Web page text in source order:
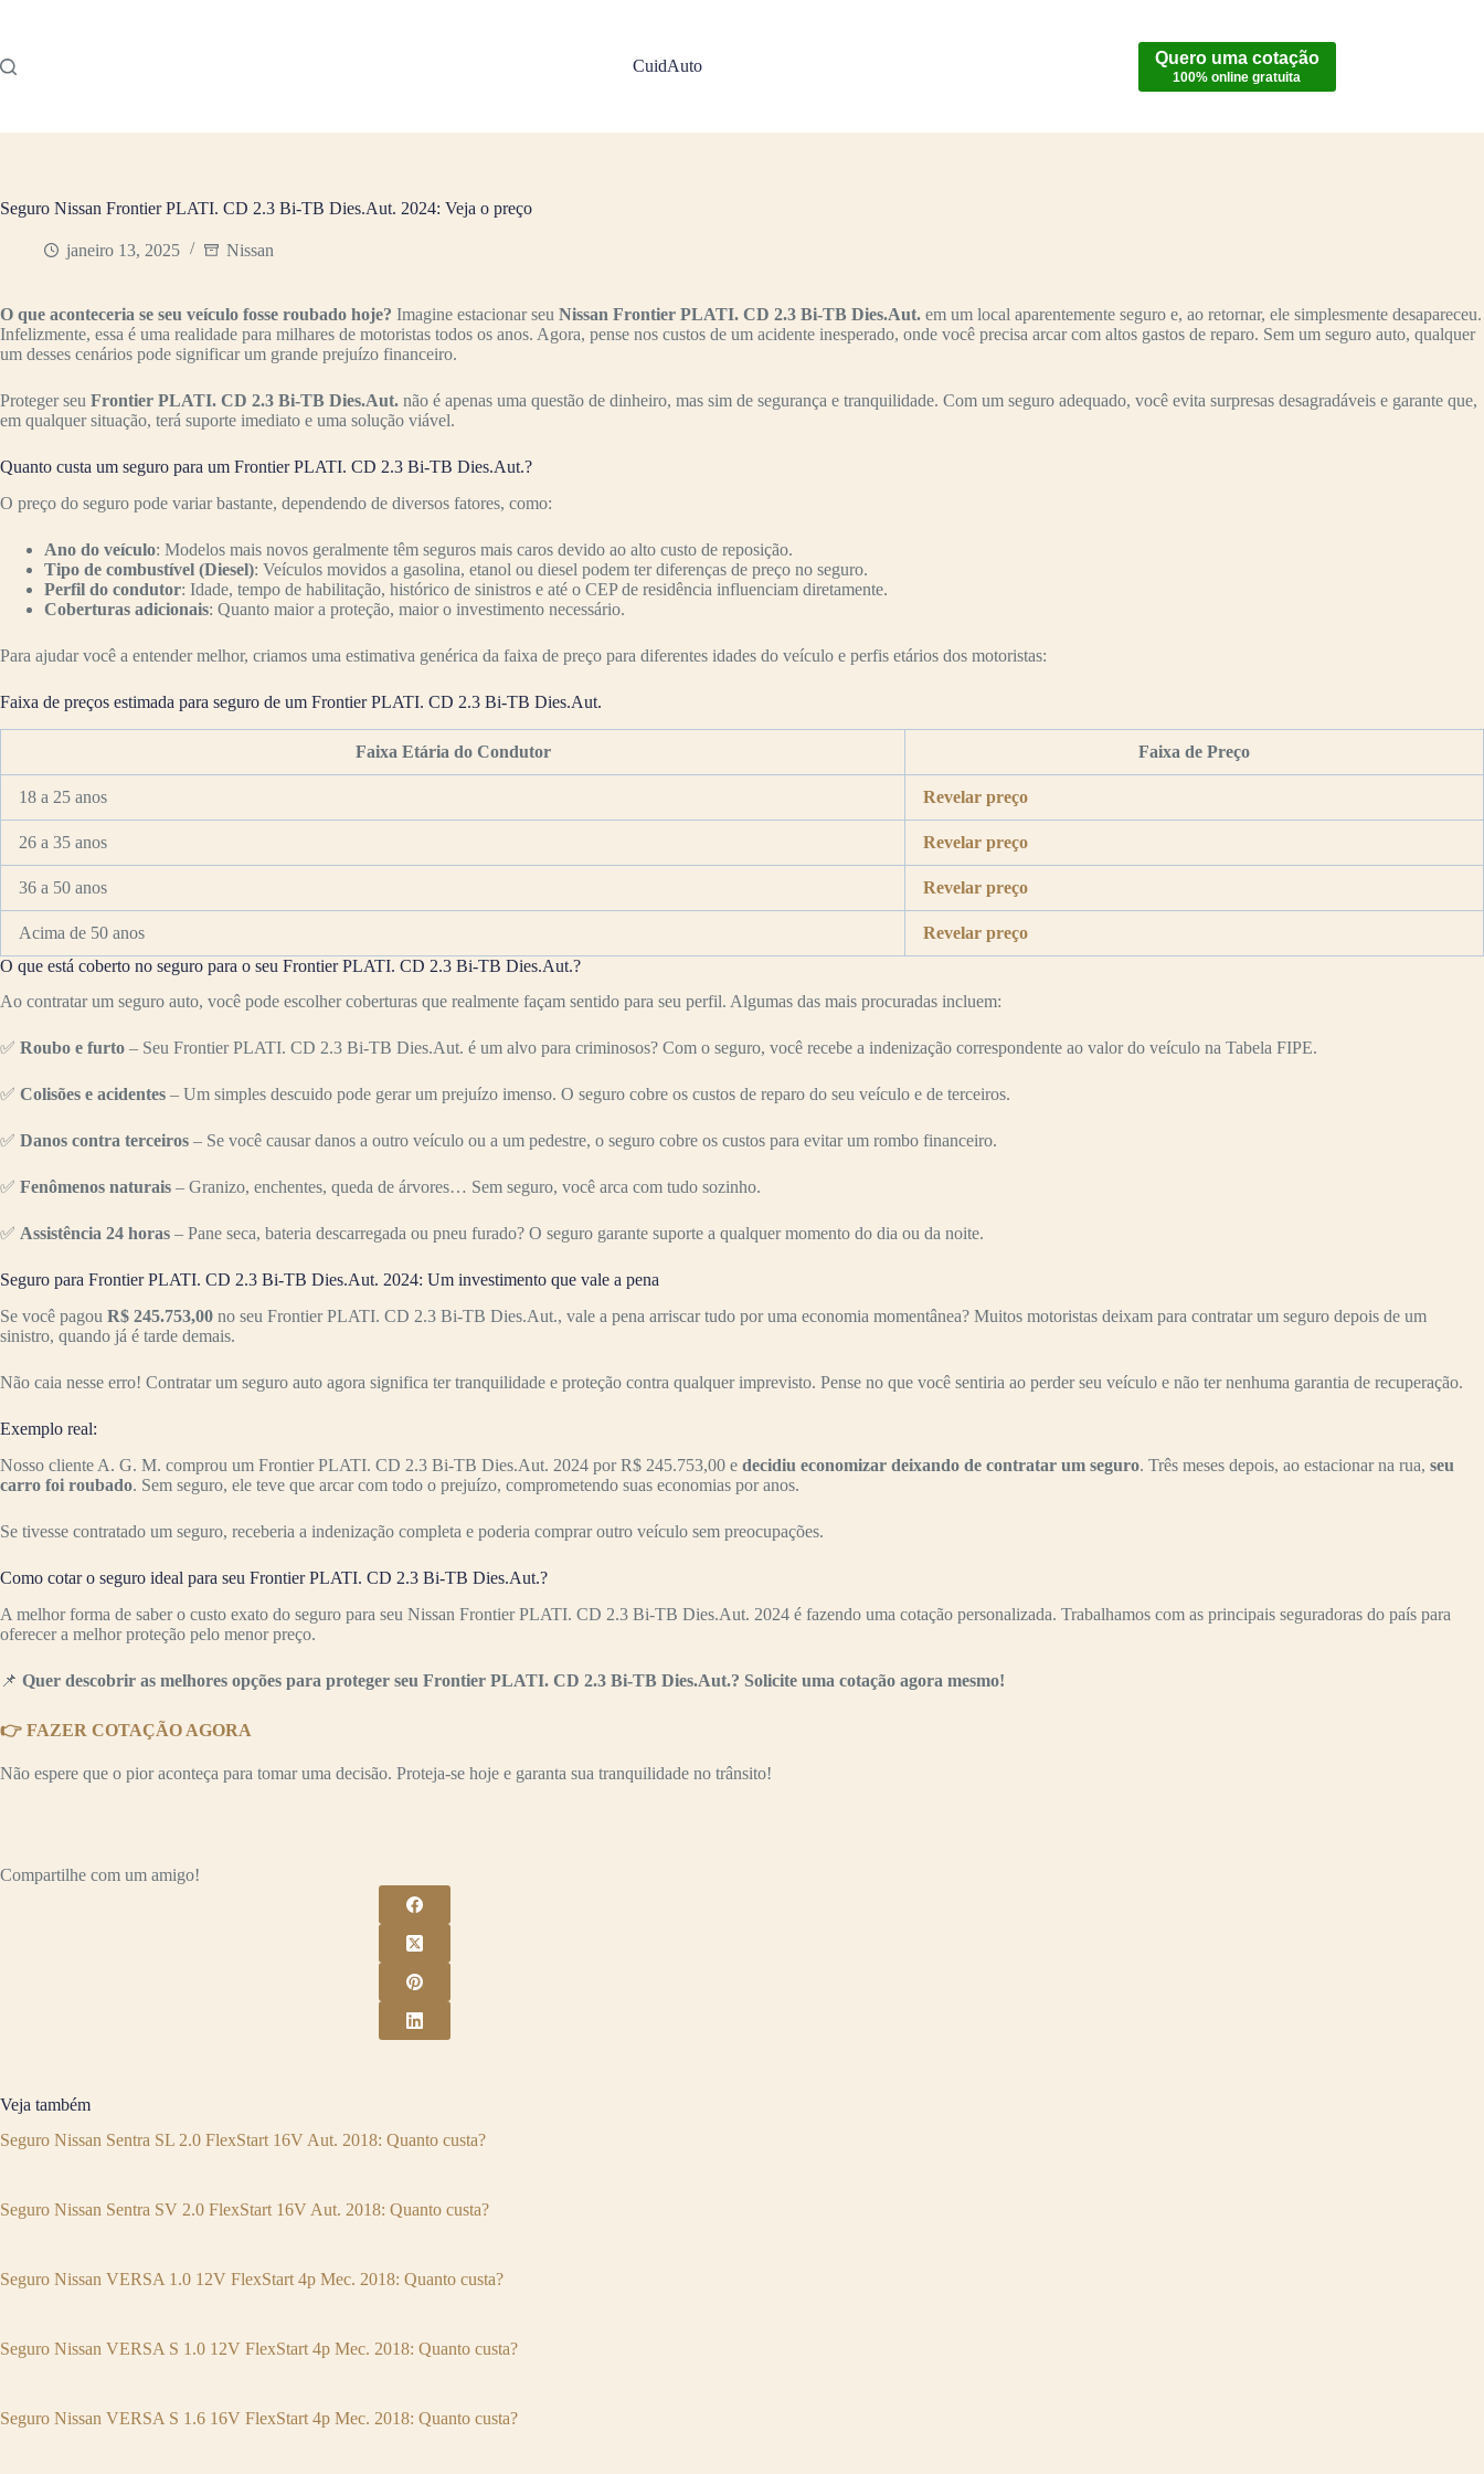
conteúdo
CuidAuto Quero uma cotação
100% online gratuita
Seguro Nissan Frontier PLATI. CD 2.3 Bi-TB Dies.Aut. 2024: Veja o preço
janeiro 13, 2025 Nissan
O que aconteceria se seu veículo fosse roubado hoje? Imagine estacionar seu Nissan Frontier PLATI. CD 2.3 Bi-TB Dies.Aut. em um local aparentemente seguro e, ao retornar, ele simplesmente desapareceu.
Infelizmente, essa é uma realidade para milhares de motoristas todos os anos. Agora, pense nos custos de um acidente inesperado, onde você precisa arcar com altos gastos de reparo. Sem um seguro auto, qualquer
um desses cenários pode significar um grande prejuízo financeiro.
Proteger seu Frontier PLATI. CD 2.3 Bi-TB Dies.Aut. não é apenas uma questão de dinheiro, mas sim de segurança e tranquilidade. Com um seguro adequado, você evita surpresas desagradáveis e garante que,
em qualquer situação, terá suporte imediato e uma solução viável.
Quanto custa um seguro para um Frontier PLATI. CD 2.3 Bi-TB Dies.Aut.?
O preço do seguro pode variar bastante, dependendo de diversos fatores, como:
Ano do veículo: Modelos mais novos geralmente têm seguros mais caros devido ao alto custo de reposição.
Tipo de combustível (Diesel): Veículos movidos a gasolina, etanol ou diesel podem ter diferenças de preço no seguro.
Perfil do condutor: Idade, tempo de habilitação, histórico de sinistros e até o CEP de residência influenciam diretamente.
Coberturas adicionais: Quanto maior a proteção, maior o investimento necessário.
Para ajudar você a entender melhor, criamos uma estimativa genérica da faixa de preço para diferentes idades do veículo e perfis etários dos motoristas:
Faixa de preços estimada para seguro de um Frontier PLATI. CD 2.3 Bi-TB Dies.Aut.
Faixa Etária do Condutor Faixa de Preço
18 a 25 anos Revelar preço
26 a 35 anos Revelar preço
36 a 50 anos Revelar preço
Acima de 50 anos
Revelar preço
O que está coberto no seguro para o seu Frontier PLATI. CD 2.3 Bi-TB Dies.Aut.?
Ao contratar um seguro auto, você pode escolher coberturas que realmente façam sentido para seu perfil. Algumas das mais procuradas incluem:
✅ Roubo e furto – Seu Frontier PLATI. CD 2.3 Bi-TB Dies.Aut. é um alvo para criminosos? Com o seguro, você recebe a indenização correspondente ao valor do veículo na Tabela FIPE.
✅ Colisões e acidentes – Um simples descuido pode gerar um prejuízo imenso. O seguro cobre os custos de reparo do seu veículo e de terceiros.
✅ Danos contra terceiros – Se você causar danos a outro veículo ou a um pedestre, o seguro cobre os custos para evitar um rombo financeiro.
✅ Fenômenos naturais – Granizo, enchentes, queda de árvores… Sem seguro, você arca com tudo sozinho.
✅ Assistência 24 horas – Pane seca, bateria descarregada ou pneu furado? O seguro garante suporte a qualquer momento do dia ou da noite.
Seguro para Frontier PLATI. CD 2.3 Bi-TB Dies.Aut. 2024: Um investimento que vale a pena
Se você pagou R$ 245.753,00 no seu Frontier PLATI. CD 2.3 Bi-TB Dies.Aut., vale a pena arriscar tudo por uma economia momentânea? Muitos motoristas deixam para contratar um seguro depois de um
sinistro, quando já é tarde demais.
Não caia nesse erro! Contratar um seguro auto agora significa ter tranquilidade e proteção contra qualquer imprevisto. Pense no que você sentiria ao perder seu veículo e não ter nenhuma garantia de recuperação.
Exemplo real:
Nosso cliente A. G. M. comprou um Frontier PLATI. CD 2.3 Bi-TB Dies.Aut. 2024 por R$ 245.753,00 e decidiu economizar deixando de contratar um seguro. Três meses depois, ao estacionar na rua, seu
carro foi roubado. Sem seguro, ele teve que arcar com todo o prejuízo, comprometendo suas economias por anos.
Se tivesse contratado um seguro, receberia a indenização completa e poderia comprar outro veículo sem preocupações.
Como cotar o seguro ideal para seu Frontier PLATI. CD 2.3 Bi-TB Dies.Aut.?
A melhor forma de saber o custo exato do seguro para seu Nissan Frontier PLATI. CD 2.3 Bi-TB Dies.Aut. 2024 é fazendo uma cotação personalizada. Trabalhamos com as principais seguradoras do país para
oferecer a melhor proteção pelo menor preço.
📌 Quer descobrir as melhores opções para proteger seu Frontier PLATI. CD 2.3 Bi-TB Dies.Aut.? Solicite uma cotação agora mesmo!
👉 FAZER COTAÇÃO AGORA
Não espere que o pior aconteça para tomar uma decisão. Proteja-se hoje e garanta sua tranquilidade no trânsito!
Compartilhe com um amigo!
Veja também
Seguro Nissan Sentra SL 2.0 FlexStart 16V Aut. 2018: Quanto custa?
Seguro Nissan Sentra SV 2.0 FlexStart 16V Aut. 2018: Quanto custa?
Seguro Nissan VERSA 1.0 12V FlexStart 4p Mec. 2018: Quanto custa?
Seguro Nissan VERSA S 1.0 12V FlexStart 4p Mec. 2018: Quanto custa?
Seguro Nissan VERSA S 1.6 16V FlexStart 4p Mec. 2018: Quanto custa?